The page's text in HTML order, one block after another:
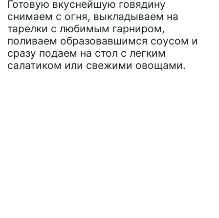
Готовую вкуснейшую говядину
снимаем с огня, выкладываем на
тарелки с любимым гарниром,
поливаем образовавшимся соусом и
сразу подаем на стол с легким
салатиком или свежими овощами.